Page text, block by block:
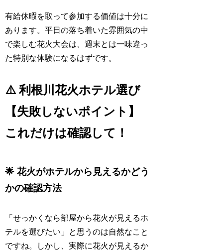
有給休暇を取って参加する価値は十分に
あります。平日の落ち着いた雰囲気の中
で楽しむ花火大会は、週末とは一味違っ
た特別な体験になるはずです。
⚠️ 利根川花火ホテル選び
【失敗しないポイント】
これだけは確認して！
🌟 花火がホテルから見えるかどう
かの確認方法
「せっかくなら部屋から花火が見えるホ
テルを選びたい」と思うのは自然なこと
ですね。しかし、実際に花火が見えるか